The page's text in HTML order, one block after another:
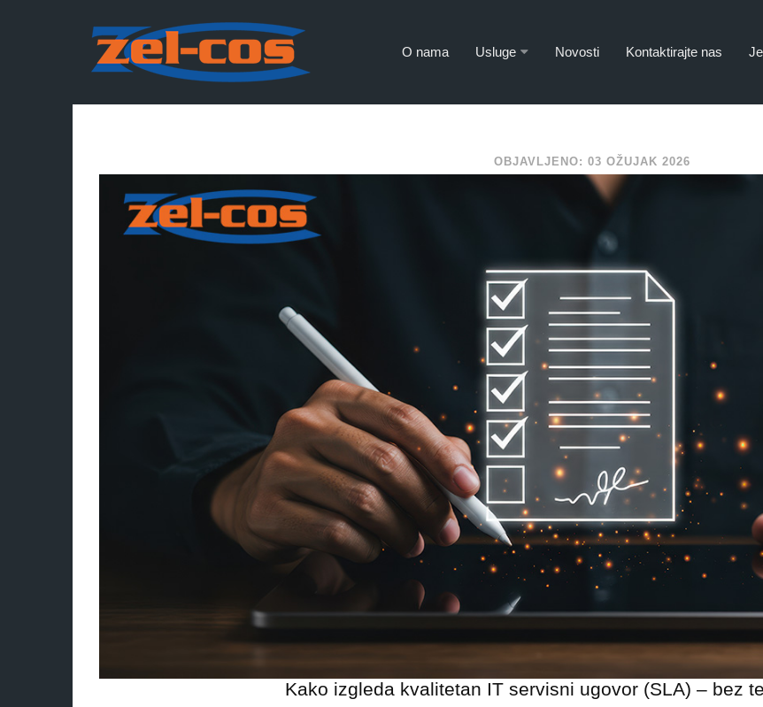
O nama Usluge Novosti Kontaktirajte nas
OBJAVLJENO: 03 OŽUJAK 2026
Kako izgleda kvalitetan IT servisni ugovor (SLA) – bez